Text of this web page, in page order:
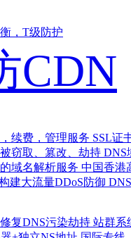
，T级防护
CDN
续费，管理服务 SSL证
窃取、篡改、劫持 DNS
域名解析服务 中国香港
建大流量DDoS防御
复DNS污染劫持 站群系